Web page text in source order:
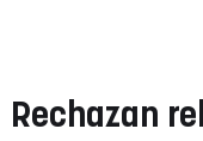
Rechazan